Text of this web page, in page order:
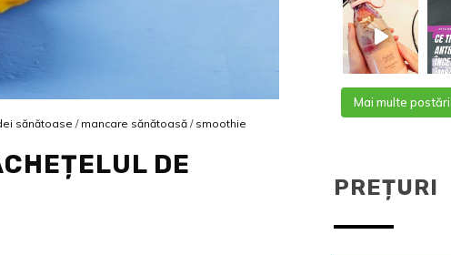
sănătoase / mancare sănătoasă/ smoothie
DE
Mai multe postări
PREȚURI